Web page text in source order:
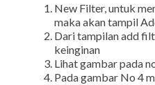
New Filter, untuk
maka akan tampil
Dari tampilan add
keinginan
Lihat gambar pada
Pada gambar No 4